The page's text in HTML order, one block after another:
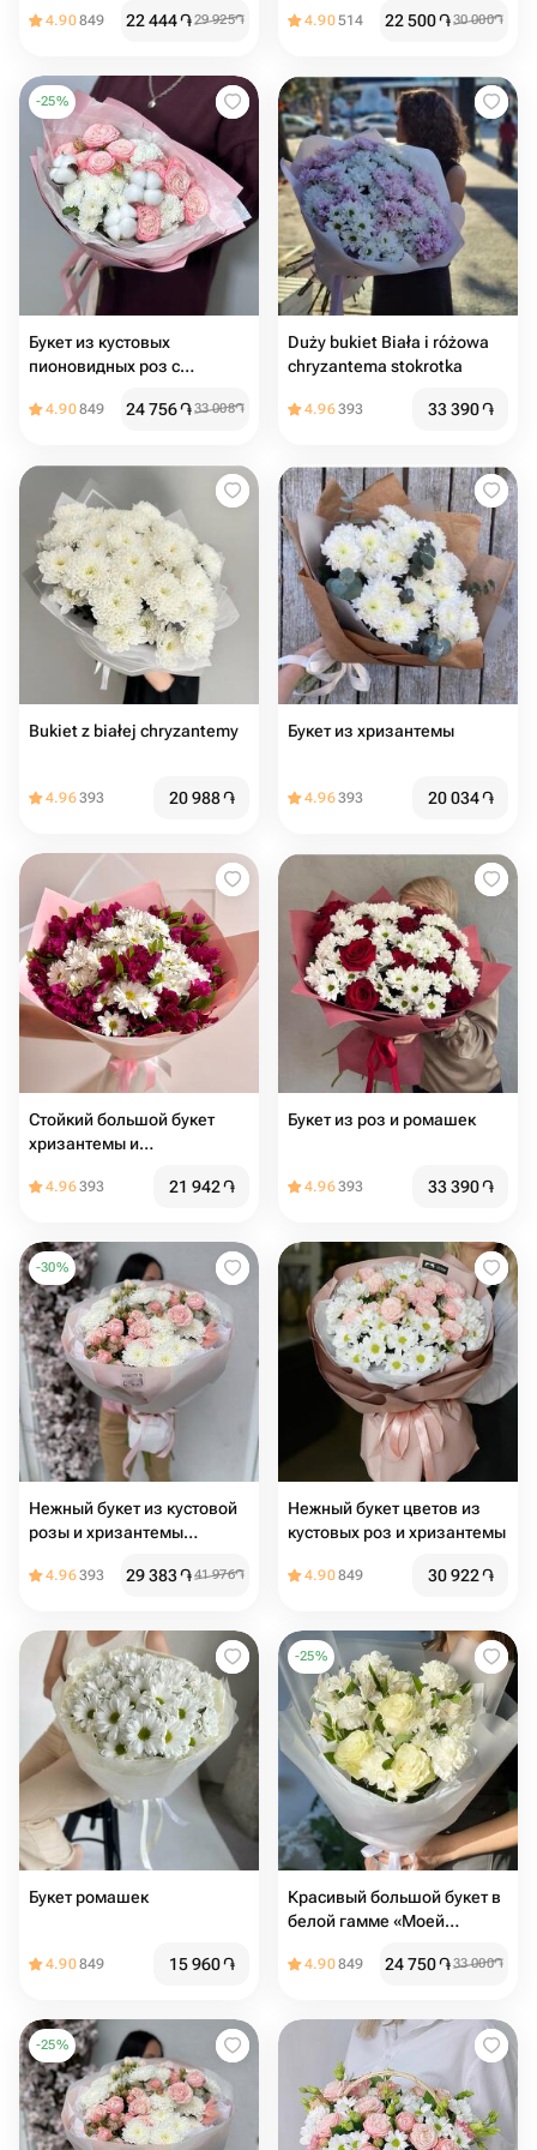
4.90849 22 444֏29 925֏ 4.90514 22 500֏30 000֏
-25%
Букет из кустовых
пионовидных роз с
4.90849 24 756֏33 008֏
Duży bukiet Biała i różowa
chryzantema stokrotka
4.96393 33 390֏
Bukiet z białej chryzantemy
4.96393 20 988֏
Букет из хризантемы
4.96393 20 034֏
Стойкий большой букет
хризантемы и
4.96393 21 942֏
Букет из роз и ромашек
4.96393 33 390֏
-30%
Нежный букет из кустовой
розы и хризантемы
профиле магазина»
4.96393 29 383֏41 976֏
Нежный букет цветов из
кустовых роз и хризантемы
4.90849 30 922֏
Букет ромашек
4.90849 15 960֏
-25%
Красивый большой букет в
белой гамме «Моей
4.90849 24 750֏33 000֏
-25%